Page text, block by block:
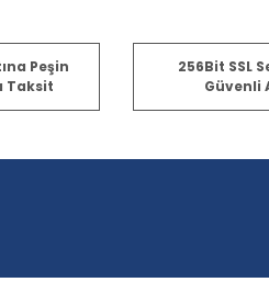
Bu ürüne ilk
konularda yetersiz gördüğünüz
Peşin
Taksit
256Bit SSL
Güvenli